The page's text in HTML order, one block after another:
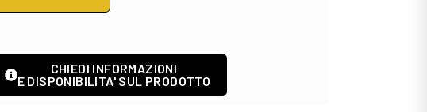
CHIEDI INFORMAZIONI
E DISPONIBILITA' SUL PRODOTTO